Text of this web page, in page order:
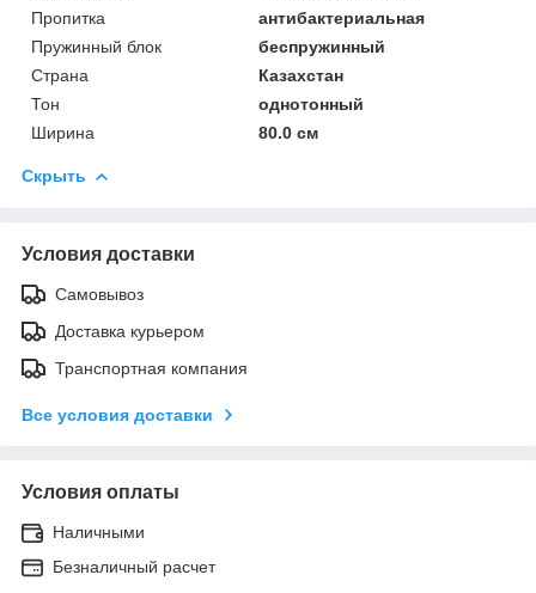
Пропитка
антибактериальная
Пружинный блок
беспружинный
Страна
Казахстан
Тон
однотонный
Ширина
80.0 см
Скрыть
Условия доставки
Самовывоз
Доставка курьером
Транспортная компания
Все условия доставки
Условия оплаты
Наличными
Безналичный расчет